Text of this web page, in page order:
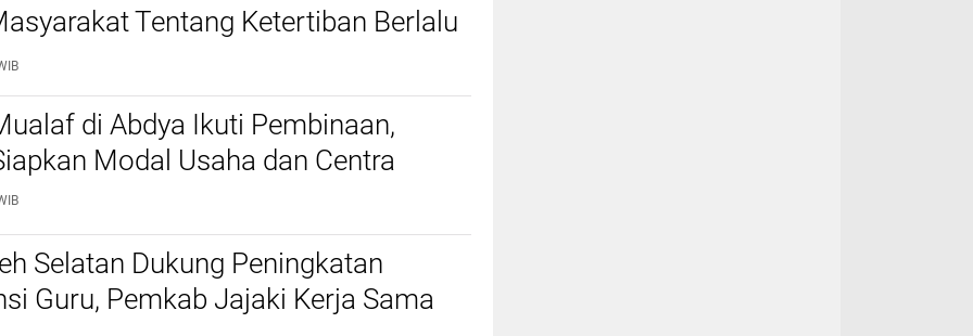
Tentang Ketertiban Berlalu
di Abdya Ikuti Pembinaan,
Modal Usaha dan Centra
Selatan Dukung Peningkatan
Guru, Pemkab Jajaki Kerja Sama